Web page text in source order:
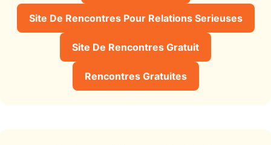
Site De Rencontres Pour Relations Serieuses
Site De Rencontres Gratuit
Rencontres Gratuites